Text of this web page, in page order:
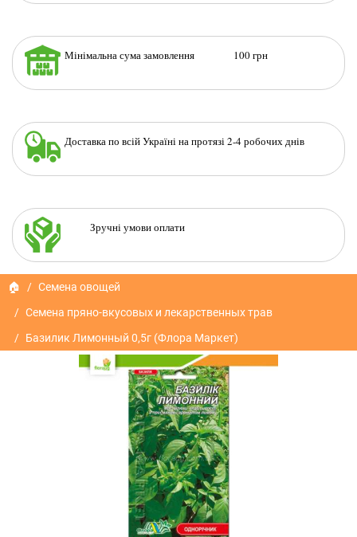
Мінімальна сума замовлення 100 грн
Доставка по всій Україні на протязі 2-4 робочих днів
Зручні умови оплати
🏠
Семена овощей
Семена пряно-вкусовых и лекарственных трав
Базилик Лимонный 0,5г (Флора Маркет)